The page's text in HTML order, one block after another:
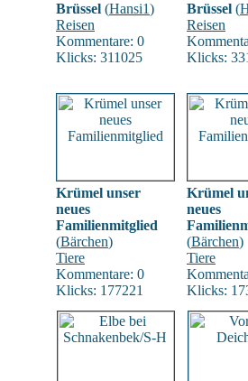
Brüssel (Hansi1)
Reisen
Kommentare: 0
Klicks: 311025
Brüssel (
Reisen
Klicks:
Krümel unser
neues
Familienmitglied
(Bärchen)
Tiere
Kommentare: 0
Klicks: 177221
Krümel
neues
(Bärchen)
Tiere
Klicks: